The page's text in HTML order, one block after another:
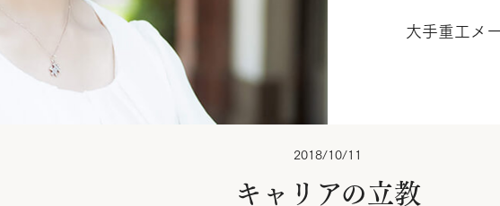
大手重工メ
2018/10/11
キャリアの立教